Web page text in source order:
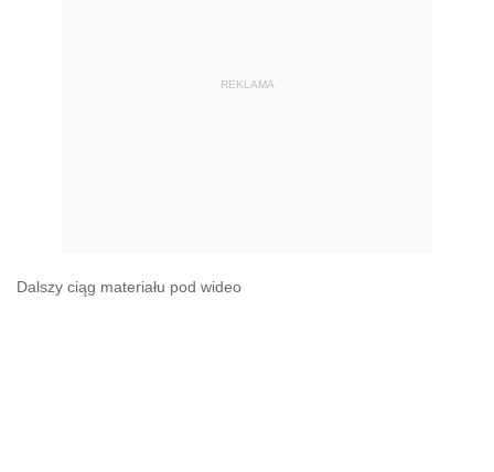
REKLAMA
Dalszy ciąg materiału pod wideo